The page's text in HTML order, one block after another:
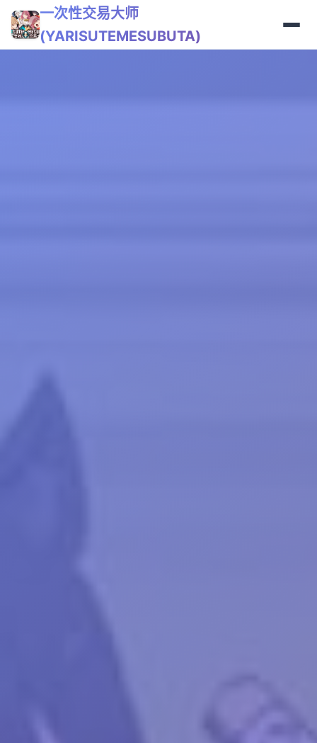
一次性交易大师
(YARISUTEMESUBUTA)